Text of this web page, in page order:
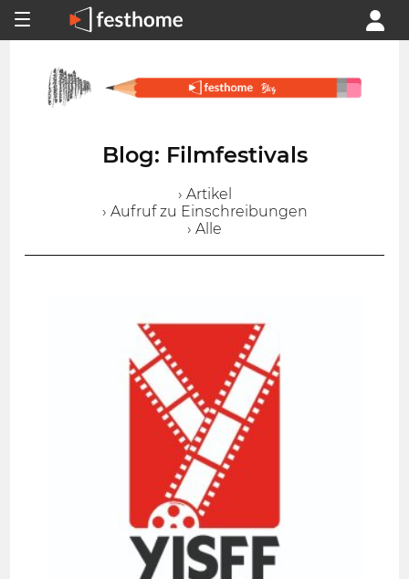
Blog: Filmfestivals
› Artikel
› Aufruf zu Einschreibungen
› Alle